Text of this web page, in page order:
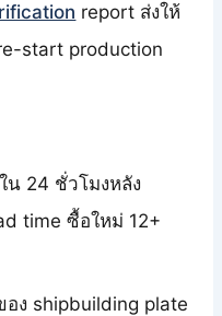
report ส่งให้
start production
น 24 ชั่วโมงหลัง
time ซื้อใหม่ 12+
ง shipbuilding plate